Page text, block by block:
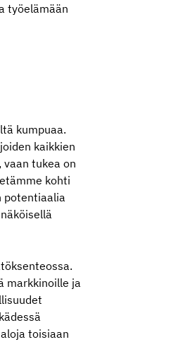
työelämään
kumpuaa.
kaikkien
tukea on
kohti
potentiaalia
markkinoille ja
toisiaan